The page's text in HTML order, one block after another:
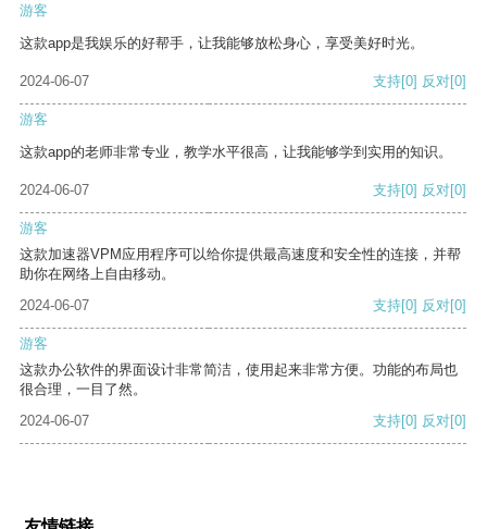
游客
这款app是我娱乐的好帮手，让我能够放松身心，享受美好时光。
2024-06-07 支持[0] 反对[0]
游客
这款app的老师非常专业，教学水平很高，让我能够学到实用的知识。
2024-06-07 支持[0] 反对[0]
游客
这款加速器VPM应用程序可以给你提供最高速度和安全性的连接，并帮
助你在网络上自由移动。
2024-06-07
支持[0] 反对[0]
游客
这款办公软件的界面设计非常简洁，使用起来非常方便。功能的布局也
很合理，一目了然。
2024-06-07
支持[0] 反对[0]